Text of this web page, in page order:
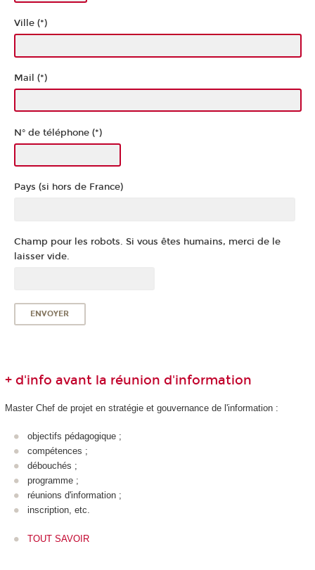
Ville (*)
Mail (*)
N° de téléphone (*)
Pays (si hors de France)
Champ pour les robots. Si vous êtes humains, merci de le
laisser vide.
+ d'info avant la réunion d'information
Master Chef de projet en stratégie et gouvernance de l'information :
objectifs pédagogique ;
compétences ;
débouchés ;
programme ;
réunions d'information ;
inscription, etc.
TOUT SAVOIR